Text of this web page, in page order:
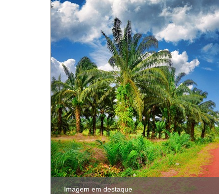
Imagem em destaque